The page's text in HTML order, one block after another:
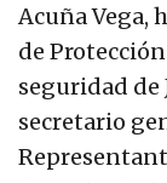
Acuña Vega,
de
seguridad de
secretario